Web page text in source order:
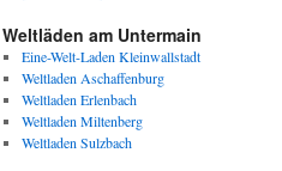
Weltläden am Untermain
Eine-Welt-Laden Kleinwallstadt
Weltladen Aschaffenburg
Weltladen Erlenbach
Weltladen Miltenberg
Weltladen Sulzbach